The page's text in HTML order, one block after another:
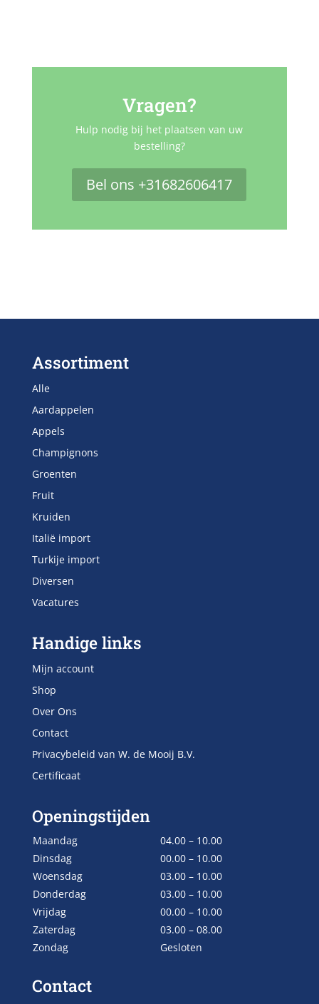
Vragen?
Hulp nodig bij het plaatsen van uw
bestelling?
Bel ons +31682606417
Assortiment
Alle
Aardappelen
Appels
Champignons
Groenten
Fruit
Kruiden
Italië import
Turkije import
Diversen
Vacatures
Handige links
Mijn account
Shop
Over Ons
Contact
Privacybeleid van W. de Mooij B.V.
Certificaat
Openingstijden
Maandag
04.00 – 10.00
Dinsdag
00.00 – 10.00
Woensdag
03.00 – 10.00
Donderdag
03.00 – 10.00
Vrijdag
00.00 – 10.00
Zaterdag
03.00 – 08.00
Zondag
Gesloten
Contact